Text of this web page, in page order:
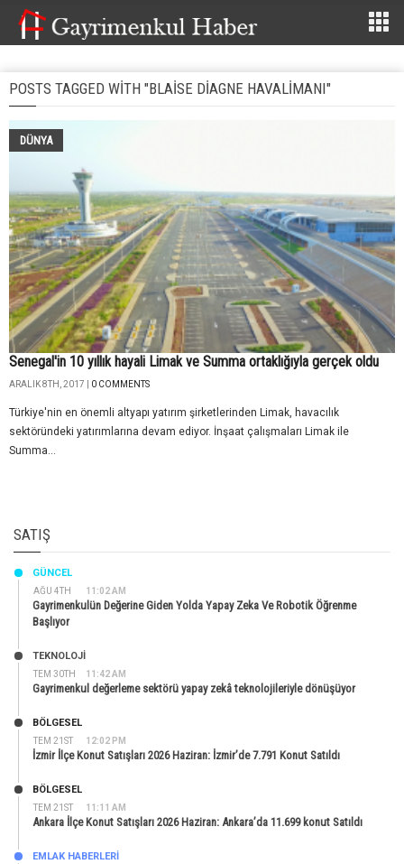
POSTS TAGGED WITH "BLAISE DIAGNE HAVALIMANI"
DÜNYA
Senegal'in 10 yıllık hayali Limak ve Summa ortaklığıyla gerçek oldu
ARALIK 8TH, 2017 | 0 COMMENTS
Türkiye'nin en önemli altyapı yatırım şirketlerinden Limak, havacılık
sektöründeki yatırımlarına devam ediyor. İnşaat çalışmaları Limak ile
Summa...
SATIŞ
AĞU 4TH 11:02 AM
GÜNCEL
Gayrimenkulün Değerine Giden Yolda Yapay Zeka Ve Robotik Öğrenme
Başlıyor
TEM 30TH 11:42 AM
TEKNOLOJİ
Gayrimenkul değerleme sektörü yapay zekâ teknolojileriyle dönüşüyor
TEM 21ST 12:02 PM
BÖLGESEL
İzmir İlçe Konut Satışları 2026 Haziran: İzmir’de 7.791 Konut Satıldı
TEM 21ST 11:11 AM
BÖLGESEL
Ankara İlçe Konut Satışları 2026 Haziran: Ankara’da 11.699 konut Satıldı
EMLAK HABERLERI